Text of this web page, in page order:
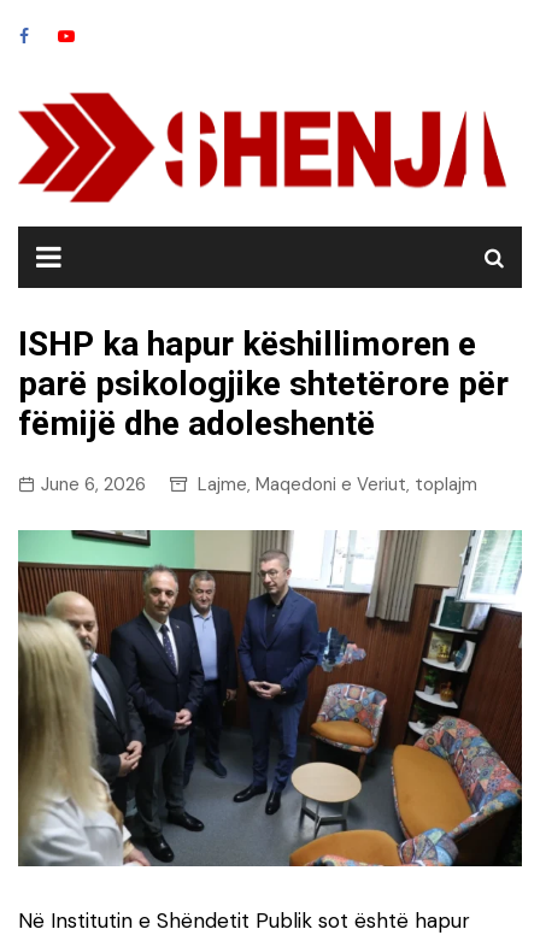
ISHP ka hapur këshillimoren e
parë psikologjike shtetërore për
fëmijë dhe adoleshentë
June 6, 2026 Lajme, Maqedoni e Veriut, toplajm
Në Institutin e Shëndetit Publik sot është hapur